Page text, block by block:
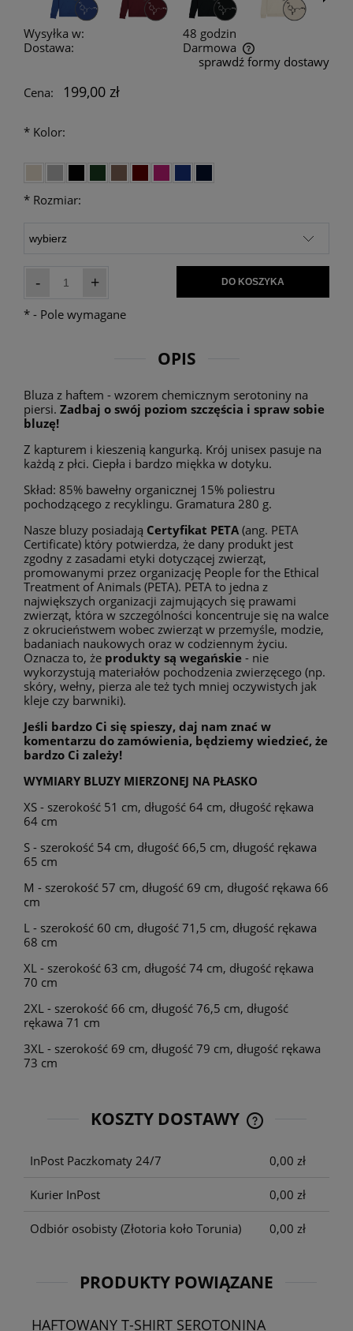
Wysyłka w:
48 godzin
Dostawa:
Darmowa
Cena nie zawiera ewentualnych kosztów płatności
sprawdź formy dostawy
Cena:
199,00 zł
* Kolor:
* Rozmiar:
- + DO KOSZYKA
* - Pole wymagane
OPIS
Bluza z haftem - wzorem chemicznym serotoniny na
piersi. Zadbaj o swój poziom szczęścia i spraw sobie
bluzę!
Z kapturem i kieszenią kangurką. Krój unisex pasuje na
każdą z płci. Ciepła i bardzo miękka w dotyku.
Skład: 85% bawełny organicznej 15% poliestru
pochodzącego z recyklingu. Gramatura 280 g.
Nasze bluzy posiadają Certyfikat PETA (ang. PETA
Certificate) który potwierdza, że dany produkt jest
zgodny z zasadami etyki dotyczącej zwierząt,
promowanymi przez organizację People for the Ethical
Treatment of Animals (PETA). PETA to jedna z
największych organizacji zajmujących się prawami
zwierząt, która w szczególności koncentruje się na walce
z okrucieństwem wobec zwierząt w przemyśle, modzie,
badaniach naukowych oraz w codziennym życiu.
Oznacza to, że produkty są wegańskie - nie
wykorzystują materiałów pochodzenia zwierzęcego (np.
skóry, wełny, pierza ale też tych mniej oczywistych jak
kleje czy barwniki).
Jeśli bardzo Ci się spieszy, daj nam znać w
komentarzu do zamówienia, będziemy wiedzieć, że
bardzo Ci zależy!
WYMIARY BLUZY MIERZONEJ NA PŁASKO
XS - szerokość 51 cm, długość 64 cm, długość rękawa
64 cm
S - szerokość 54 cm, długość 66,5 cm, długość rękawa
65 cm
M - szerokość 57 cm, długość 69 cm, długość rękawa 66
cm
L - szerokość 60 cm, długość 71,5 cm, długość rękawa
68 cm
XL - szerokość 63 cm, długość 74 cm, długość rękawa
70 cm
2XL - szerokość 66 cm, długość 76,5 cm, długość
rękawa 71 cm
3XL - szerokość 69 cm, długość 79 cm, długość rękawa
73 cm
KOSZTY DOSTAWY
CENA NIE
InPost Paczkomaty 24/7 0,00 zł
Kurier InPost 0,00 zł
Odbiór osobisty (Złotoria koło Torunia) 0,00 zł
PRODUKTY POWIĄZANE
HAFTOWANY T-SHIRT SEROTONINA